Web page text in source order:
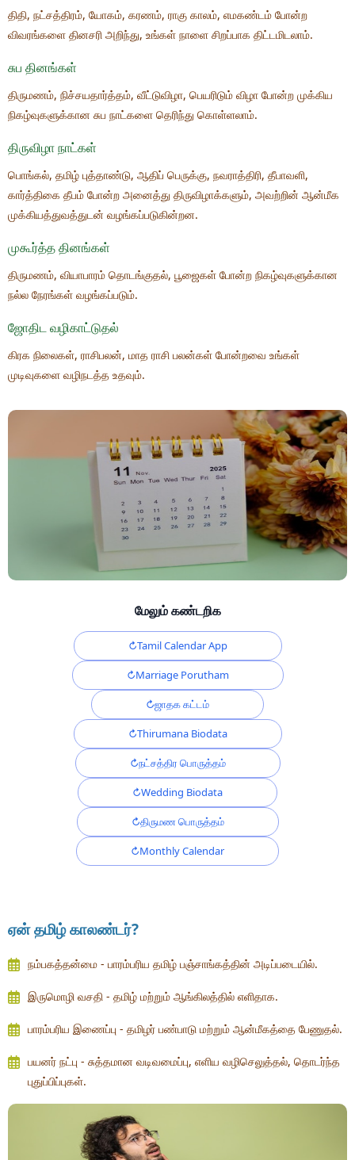
திதி, நட்சத்திரம், யோகம், கரணம், ராகு காலம், எமகண்டம் போன்ற
விவரங்களை தினசரி அறிந்து, உங்கள் நாளை சிறப்பாக திட்டமிடலாம்.
சுப தினங்கள்
திருமணம், நிச்சயதார்த்தம், வீட்டுவிழா, பெயரிடும் விழா போன்ற முக்கிய
நிகழ்வுகளுக்கான சுப நாட்களை தெரிந்து கொள்ளலாம்.
திருவிழா நாட்கள்
பொங்கல், தமிழ் புத்தாண்டு, ஆதிப் பெருக்கு, நவராத்திரி, தீபாவளி,
கார்த்திகை தீபம் போன்ற அனைத்து திருவிழாக்களும், அவற்றின் ஆன்மீக
முக்கியத்துவத்துடன் வழங்கப்படுகின்றன.
முகூர்த்த தினங்கள்
திருமணம், வியாபாரம் தொடங்குதல், பூஜைகள் போன்ற நிகழ்வுகளுக்கான
நல்ல நேரங்கள் வழங்கப்படும்.
ஜோதிட வழிகாட்டுதல்
கிரக நிலைகள், ராசிபலன், மாத ராசி பலன்கள் போன்றவை உங்கள்
முடிவுகளை வழிநடத்த உதவும்.
மேலும் கண்டறிக
Tamil Calendar App
Marriage Porutham
ஜாதக கட்டம்
Thirumana Biodata
நட்சத்திர பொருத்தம்
Wedding Biodata
திருமண பொருத்தம்
Monthly Calendar
ஏன் தமிழ் காலண்டர்?
நம்பகத்தன்மை - பாரம்பரிய தமிழ் பஞ்சாங்கத்தின் அடிப்படையில்.
இருமொழி வசதி - தமிழ் மற்றும் ஆங்கிலத்தில் எளிதாக.
பாரம்பரிய இணைப்பு - தமிழர் பண்பாடு மற்றும் ஆன்மீகத்தை பேணுதல்.
பயனர் நட்பு - சுத்தமான வடிவமைப்பு, எளிய வழிசெலுத்தல், தொடர்ந்த
புதுப்பிப்புகள்.